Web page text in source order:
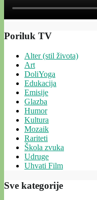
Poriluk TV
Alter (stil života)
Art
DoliYoga
Edukacija
Emisije
Glazba
Humor
Kultura
Mozaik
Rariteti
Škola zvuka
Udruge
Uhvati Film
Sve kategorije